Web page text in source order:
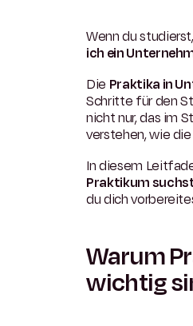
Wenn du
ich ein
Die Praktika in
Schritte für den
nicht nur, das im
verstehen, wie
In diesem
Praktikum
du dich
Warum
wichtig